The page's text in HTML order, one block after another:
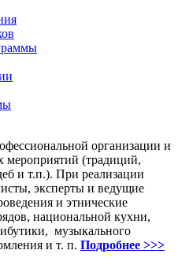
организации и
мероприятий (традиций,
и т.п.). При реализации
эксперты и ведущие
и этнические
национальной кухни,
музыкального
и т. п. Подробнее >>>